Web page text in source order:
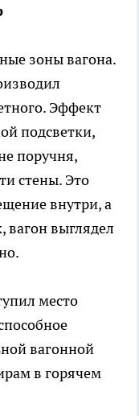
зоны вагона.
Эффект
подсветки,
поручня,
стены. Это
внутри, а
вагон выглядел
место
вагонной
в горячем